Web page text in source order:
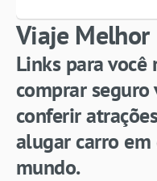
Viaje Melhor
Links para você
comprar seguro
conferir
alugar carro
mundo.